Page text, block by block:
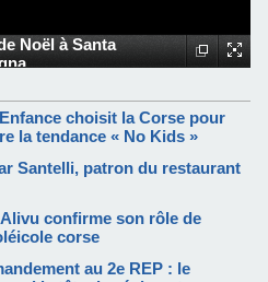
Noël à Santa
choisit la Corse pour
la tendance « No Kids »
Santelli, patron du restaurant
confirme son rôle de
corse
au 2e REP : le